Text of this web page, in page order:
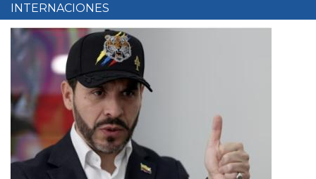
INTERNACIONES